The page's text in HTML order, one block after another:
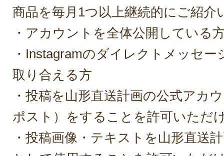
商品を毎月1つ以上継続的にご紹介
・アカウントを全体公開している
・Instagramのダイレクトメッセ
取り合える方
・投稿を山形直送計画の公式アカ
ポスト）をすることを許可いただ
・投稿画像・テキストを山形直送